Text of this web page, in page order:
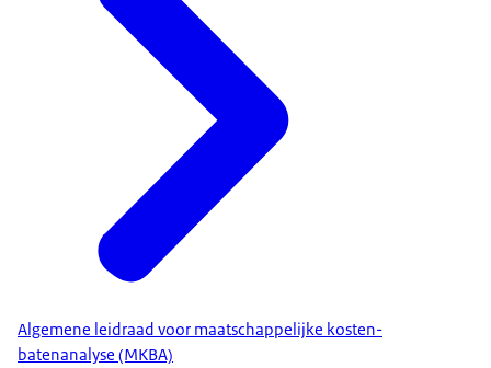
Algemene leidraad voor maatschappelijke kosten-
batenanalyse (MKBA)